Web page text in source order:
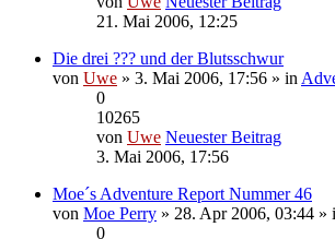
21. Mai 2006, 12:25
Die drei ??? und der Blutsschwur
von Uwe » 3. Mai 2006, 17:56 » in
0
10265
von Uwe Neuester Beitrag
3. Mai 2006, 17:56
Moe´s Adventure Report Nummer 46
von Moe Perry » 28. Apr 2006, 03:44 »
0